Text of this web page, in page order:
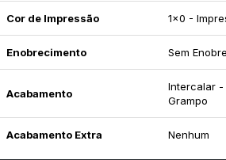
Cor de Impressão 1x0 -
Enobrecimento Sem
Acabamento
Intercalar -
Grampo
Acabamento Extra Nenhum